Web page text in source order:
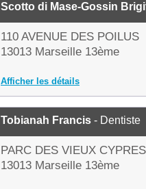
Scotto di Mase-Gossin
110 AVENUE DES POILUS
13013 Marseille 13ème
Afficher les détails
Tobianah Francis - Dentiste
PARC DES VIEUX
13013 Marseille 13ème